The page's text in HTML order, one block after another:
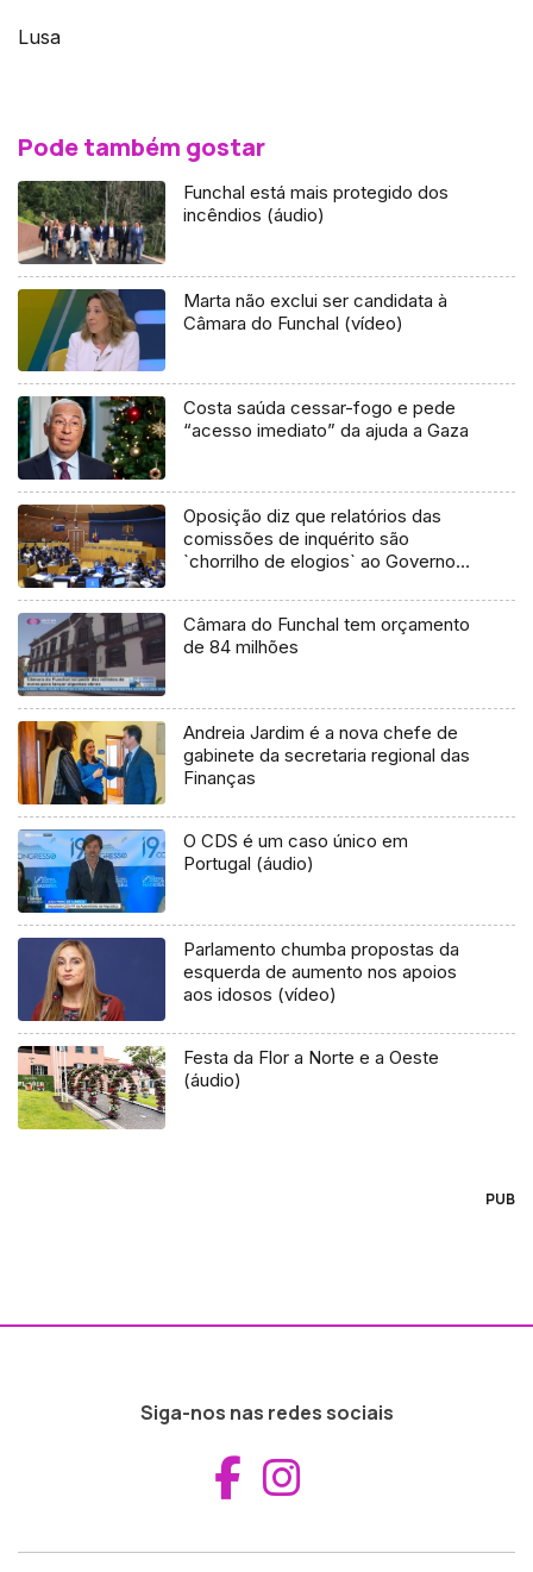
Lusa
Pode também gostar
Funchal está mais protegido dos
incêndios (áudio)
Marta não exclui ser candidata à
Câmara do Funchal (vídeo)
Costa saúda cessar-fogo e pede
“acesso imediato” da ajuda a Gaza
Oposição diz que relatórios das
comissões de inquérito são
`chorrilho de elogios` ao Governo
Câmara do Funchal tem orçamento
de 84 milhões
Andreia Jardim é a nova chefe de
gabinete da secretaria regional das
Finanças
O CDS é um caso único em
Portugal (áudio)
Parlamento chumba propostas da
esquerda de aumento nos apoios
aos idosos (vídeo)
Festa da Flor a Norte e a Oeste
(áudio)
PUB
Siga-nos nas redes sociais
Aceder ao